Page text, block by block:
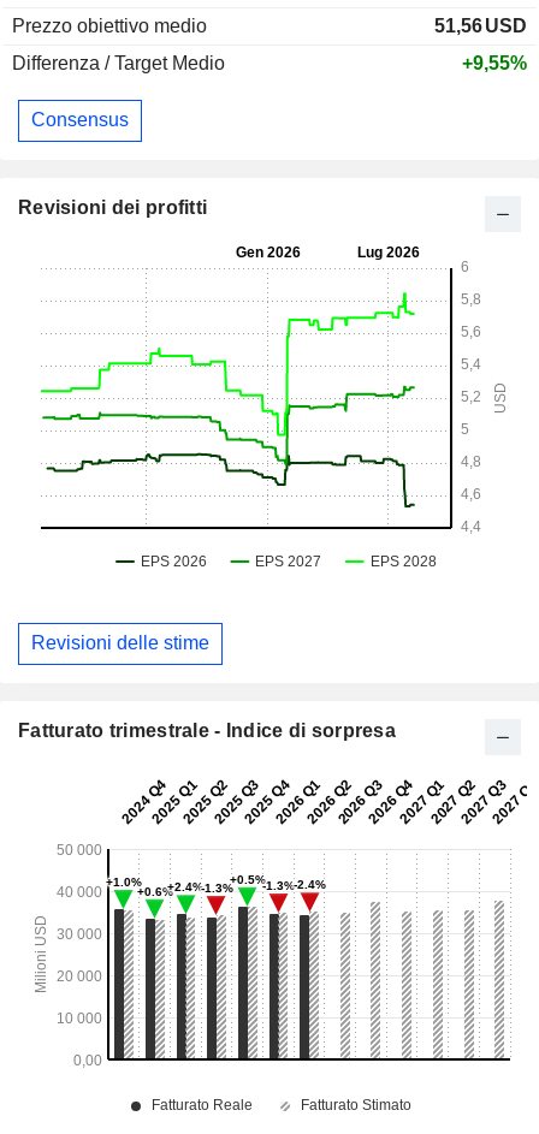
Prezzo obiettivo medio
51,56USD
Differenza / Target Medio
+9,55%
Consensus
Revisioni dei profitti
Revisioni delle stime
Fatturato trimestrale - Indice di sorpresa